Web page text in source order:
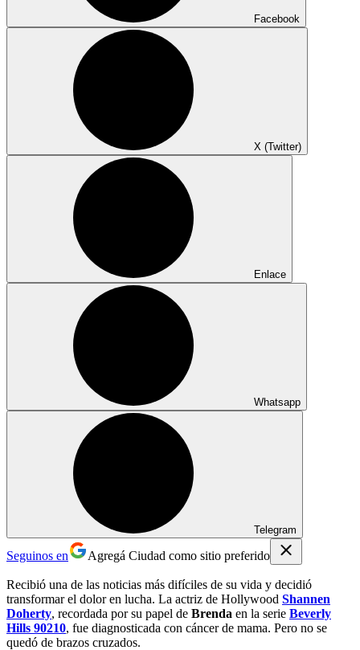
Facebook
X (Twitter)
Enlace
Whatsapp
Telegram
Seguinos en Agregá Ciudad como sitio preferido
Recibió una de las noticias más difíciles de su vida y decidió
transformar el dolor en lucha. La actriz de Hollywood Shannen
Doherty, recordada por su papel de Brenda en la serie Beverly
Hills 90210, fue diagnosticada con cáncer de mama. Pero no se
quedó de brazos cruzados.